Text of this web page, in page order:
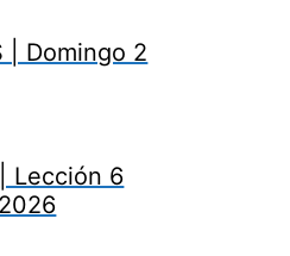
| Domingo 2
| Lección 6